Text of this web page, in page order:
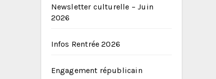
Newsletter culturelle – Juin
2026
Infos Rentrée 2026
Engagement républicain